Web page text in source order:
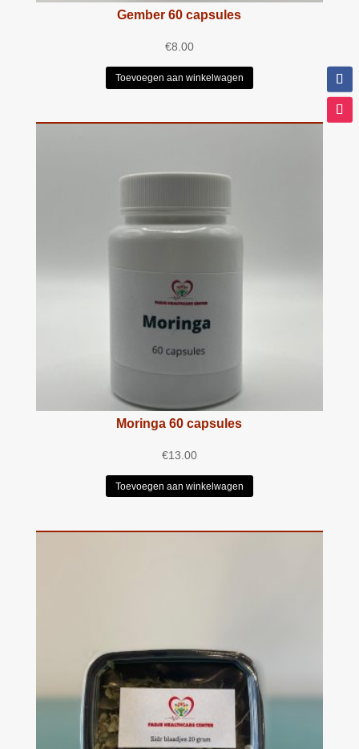
Gember 60 capsules
€8.00
Toevoegen aan winkelwagen
Moringa 60 capsules
€13.00
Toevoegen aan winkelwagen